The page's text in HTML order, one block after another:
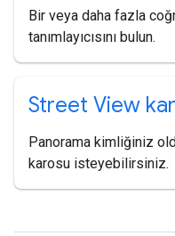
Bir veya daha fazla
tanımlayıcısını bulun.
Street View
Panorama kimliğiniz
karosu isteyebilirsiniz.